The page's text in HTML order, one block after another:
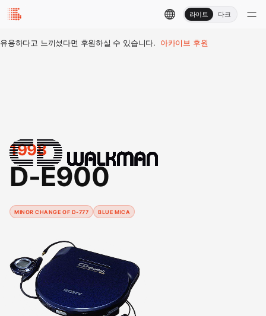
라이트 다크
유용하다고 느끼셨다면 후원하실 수 있습니다. 아카이브 후원
1998
D-E900
MINOR CHANGE OF D-777 BLUE MICA